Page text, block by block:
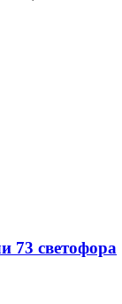
73 светофора